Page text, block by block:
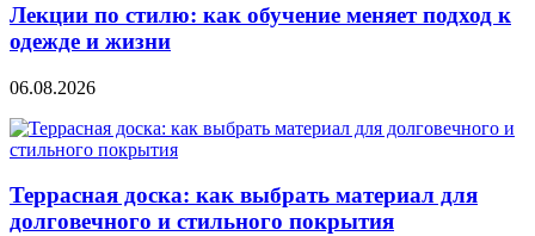
Лекции по стилю: как обучение меняет подход к
одежде и жизни
06.08.2026
Террасная доска: как выбрать материал для
долговечного и стильного покрытия